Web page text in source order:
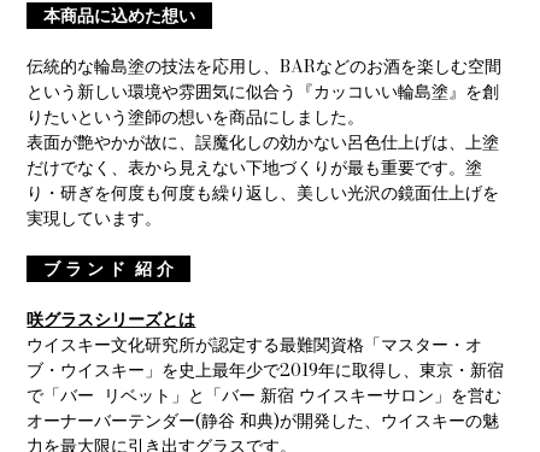
本商品に込めた想い
伝統的な輪島塗の技法を応用し、BARなどのお酒を楽しむ空間
という新しい環境や雰囲気に似合う『カッコいい輪島塗』を創
りたいという塗師の想いを商品にしました。
表面が艶やかが故に、誤魔化しの効かない呂色仕上げは、上塗
だけでなく、表から見えない下地づくりが最も重要です。塗
り・研ぎを何度も何度も繰り返し、美しい光沢の鏡面仕上げを
実現しています。
ブ ラ ン ド 紹 介
咲グラスシリーズとは
ウイスキー文化研究所が認定する最難関資格「マスター・オ
ブ・ウイスキー」を史上最年少で2019年に取得し、東京・新宿
で「バー リベット」と「バー 新宿 ウイスキーサロン」を営む
オーナーバーテンダー(静谷 和典)が開発した、ウイスキーの魅
力を最大限に引き出すグラスです。